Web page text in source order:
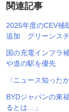
関連記事
2025年度のCEV補
追加 グリーンス
国の充電インフラ
や道の駅を優先
〈ニュース知った
BYDジャパンの東
るとは…」